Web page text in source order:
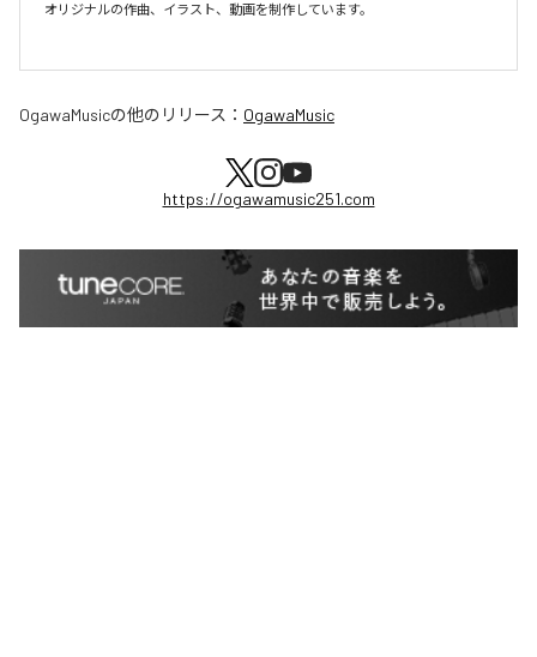
オリジナルの作曲、イラスト、動画を制作しています。
OgawaMusicの他のリリース： OgawaMusic
https://ogawamusic251.com